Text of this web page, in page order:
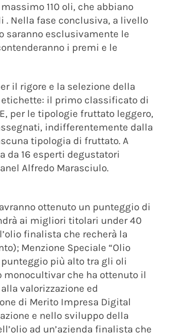
110 oli, che abbiano
Nella fase conclusiva, a livello
saranno esclusivamente le
i premi e le
il rigore e la selezione della
il primo classificato di
per le tipologie fruttato leggero,
indifferentemente dalla
tipologia di fruttato. A
da 16 esperti degustatori
Alfredo Marasciulo.
ottenuto un punteggio di
ai migliori titolari under 40
finalista che recherà la
Menzione Speciale “Olio
più alto tra gli oli
monocultivar che ha ottenuto il
valorizzazione ed
di Merito Impresa Digital
e nello sviluppo della
ad un’azienda finalista che